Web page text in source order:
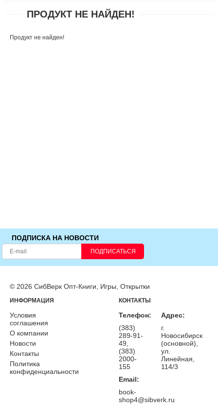
ПРОДУКТ НЕ НАЙДЕН!
Продукт не найден!
ПОДПИСКА НА НОВОСТИ
ПОДПИСАТЬСЯ
© 2026 СибВерк Опт-Книги, Игры, Открытки
ИНФОРМАЦИЯ
Условия
соглашения
О компании
Новости
Контакты
Политика
конфиденциальности
КОНТАКТЫ
Телефон:
(383)
289-91-
49,
(383)
2000-
155
Email:
book-
shop4@sibverk.ru
Адрес:
г.
Новосибирск
(основной),
ул.
Линейная,
114/3